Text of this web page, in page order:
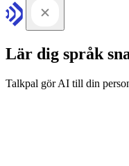
Lär dig språk
Talkpal gör AI till din